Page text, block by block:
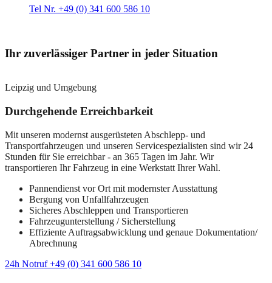
Tel Nr. +49 (0) 341 600 586 10
Ihr zuverlässiger Partner in jeder Situation
Leipzig und Umgebung
Durchgehende Erreichbarkeit
Mit unseren modernst ausgerüsteten Abschlepp- und
Transportfahrzeugen und unseren Servicespezialisten sind wir 24
Stunden für Sie erreichbar - an 365 Tagen im Jahr. Wir
transportieren Ihr Fahrzeug in eine Werkstatt Ihrer Wahl.
Pannendienst vor Ort mit modernster Ausstattung
Bergung von Unfallfahrzeugen
Sicheres Abschleppen und Transportieren
Fahrzeugunterstellung / Sicherstellung
Effiziente Auftragsabwicklung und genaue Dokumentation/
Abrechnung
24h Notruf +49 (0) 341 600 586 10